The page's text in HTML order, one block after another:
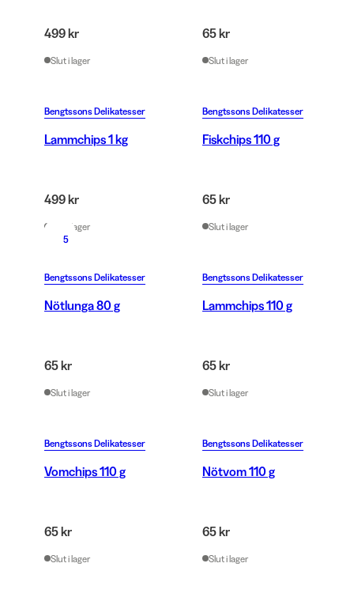
499 kr
Slut i lager
65 kr
Slut i lager
Bengtssons Delikatesser
Lammchips 1 kg
499 kr
Slut i lager
Bengtssons Delikatesser
Fiskchips 110 g
65 kr
Slut i lager
5
Bengtssons Delikatesser
Nötlunga 80 g
65 kr
Slut i lager
Bengtssons Delikatesser
Lammchips 110 g
65 kr
Slut i lager
Bengtssons Delikatesser
Vomchips 110 g
65 kr
Slut i lager
Bengtssons Delikatesser
Nötvom 110 g
65 kr
Slut i lager